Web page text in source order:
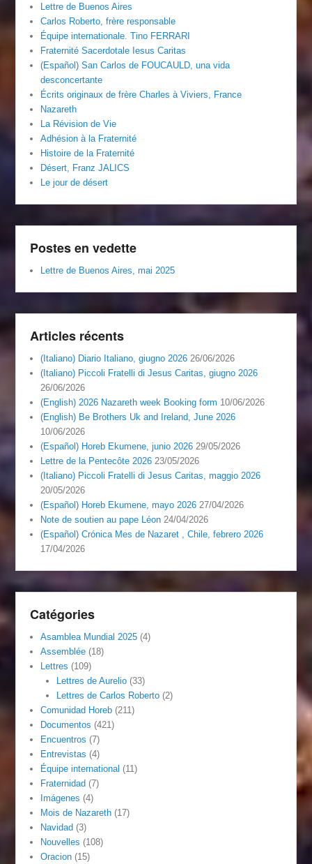
Lettre de Buenos Aires
Carlos Roberto, frère responsable
Équipe internationale. Tino FERRARI
Fraternité Sacerdotale Iesus Caritas
(Español) San Carlos de FOUCAULD, una vida
desconcertante
Écrits originaux de frère Charles à Viviers, France
Nazareth
La Révision de Vie
Adhésion à la Fraternité
Histoire de la Fraternité
Désert, Franz JALICS
Le jour de désert
Postes en vedette
Lettre de Buenos Aires, mai 2025
Articles récents
(Italiano) Diario Italiano, giugno 2026 26/06/2026
(Italiano) Piccoli Fratelli di Jesus Caritas, giugno 2026
26/06/2026
(English) 2026 Nazareth week Booking form 10/06/2026
(English) Be Brothers Uk and Ireland, June 2026
10/06/2026
(Español) Horeb Ekumene, junio 2026 29/05/2026
Lettre de la Pentecôte 2026 23/05/2026
(Italiano) Piccoli Fratelli di Jesus Caritas, maggio 2026
20/05/2026
(Español) Horeb Ekumene, mayo 2026 27/04/2026
Note de soutien au pape Léon 24/04/2026
(Español) Crónica Mes de Nazaret , Chile, febrero 2026
17/04/2026
Catégories
Asamblea Mundial 2025 (4)
Assemblée (18)
Lettres (109)
Lettres de Aurelio(33)
Lettres de Carlos Roberto(2)
Comunidad Horeb (211)
Documentos (421)
Encuentros (7)
Entrevistas (4)
Équipe international (11)
Fraternidad (7)
Imágenes (4)
Mois de Nazareth (17)
Navidad (3)
Nouvelles (108)
Oracion (15)